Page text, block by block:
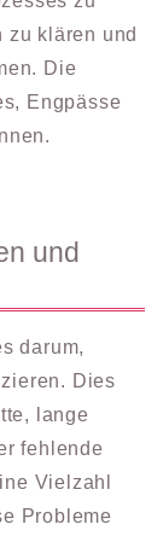
klären und
Die
Engpässe
und
darum,
Dies
lange
fehlende
Vielzahl
Probleme